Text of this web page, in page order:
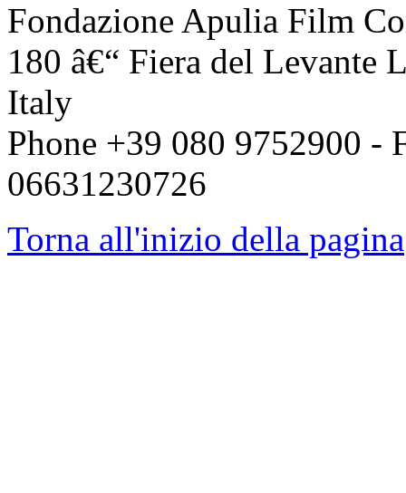
Fondazione Apulia Film
180 â€“ Fiera del Levante
Italy
Phone +39 080 9752900 -
06631230726
Torna all'inizio della pagina